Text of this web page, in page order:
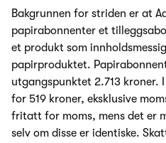
Bakgrunnen for striden er at
papirabonnenter et
et produkt som
papirproduktet.
utgangspunktet 2.713 kroner.
for 519 kroner, eksklusive
fritatt for moms, mens det er
selv om disse er identiske.